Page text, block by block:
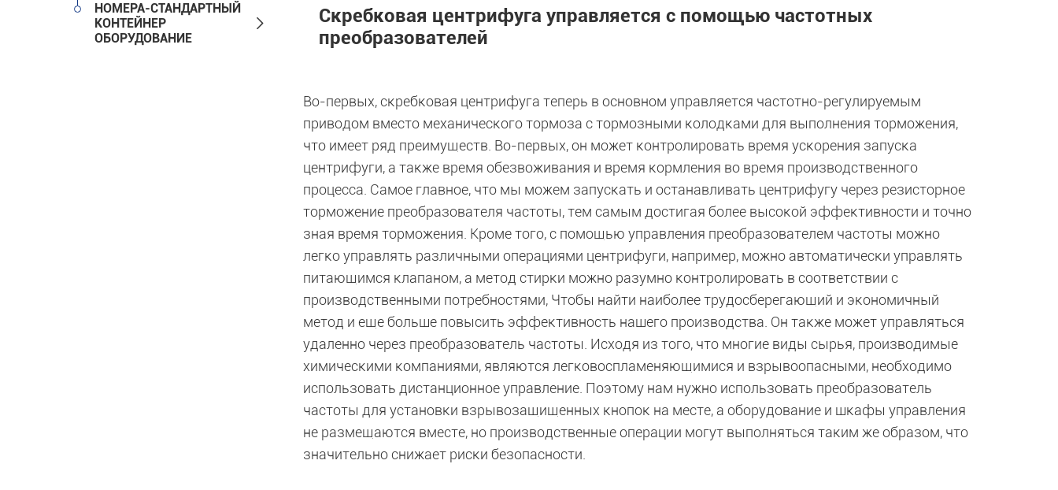
НОМЕРА-СТАНДАРТНЫЙ
КОНТЕЙНЕР
ОБОРУДОВАНИЕ

Скребковая центрифуга управляется с помощью частотных
преобразователей
Во-первых, скребковая центрифуга теперь в основном управляется частотно-регулируемым
приводом вместо механического тормоза с тормозными колодками для выполнения торможения,
что имеет ряд преимуществ. Во-первых, он может контролировать время ускорения запуска
центрифуги, а также время обезвоживания и время кормления во время производственного
процесса. Самое главное, что мы можем запускать и останавливать центрифугу через резисторное
торможение преобразователя частоты, тем самым достигая более высокой эффективности и точно
зная время торможения. Кроме того, с помощью управления преобразователем частоты можно
легко управлять различными операциями центрифуги, например, можно автоматически управлять
питающимся клапаном, а метод стирки можно разумно контролировать в соответствии с
производственными потребностями, Чтобы найти наиболее трудосберегающий и экономичный
метод и еще больше повысить эффективность нашего производства. Он также может управляться
удаленно через преобразователь частоты. Исходя из того, что многие виды сырья, производимые
химическими компаниями, являются легковоспламеняющимися и взрывоопасными, необходимо
использовать дистанционное управление. Поэтому нам нужно использовать преобразователь
частоты для установки взрывозащищенных кнопок на месте, а оборудование и шкафы управления
не размещаются вместе, но производственные операции могут выполняться таким же образом, что
значительно снижает риски безопасности.